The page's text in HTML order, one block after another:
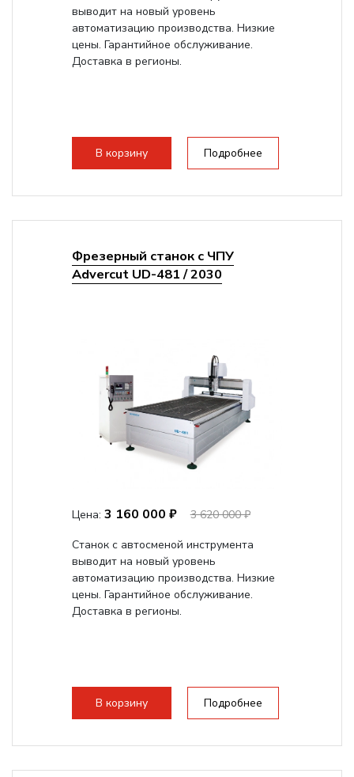
выводит на новый уровень
автоматизацию производства. Низкие
цены. Гарантийное обслуживание.
Доставка в регионы.
В корзину Подробнее
Фрезерный станок с ЧПУ
Advercut UD-481 / 2030
Цена: 3 160 000 ₽
3 620 000 ₽
Станок с автосменой инструмента
выводит на новый уровень
автоматизацию производства. Низкие
цены. Гарантийное обслуживание.
Доставка в регионы.
В корзину Подробнее